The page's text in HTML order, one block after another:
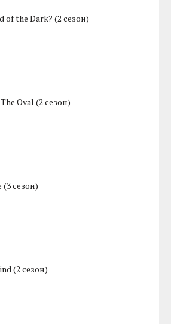
of the Dark? (2 сезон)
Oval (2 сезон)
сезон)
(2 сезон)